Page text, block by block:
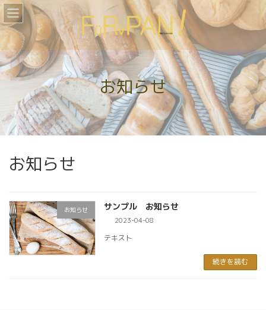
コ
ン
テ
ン
ツ
へ
ス
ナ
ビ
ゲ
ー
シ
ョ
ン
お知らせ
お知らせ
お知らせ サンプル お知らせ
2023-04-08
テキスト
続きを読む